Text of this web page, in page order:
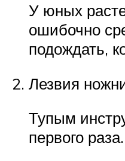
У юных
ошибочно
подождать,
Лезвия
Тупым
первого раза.